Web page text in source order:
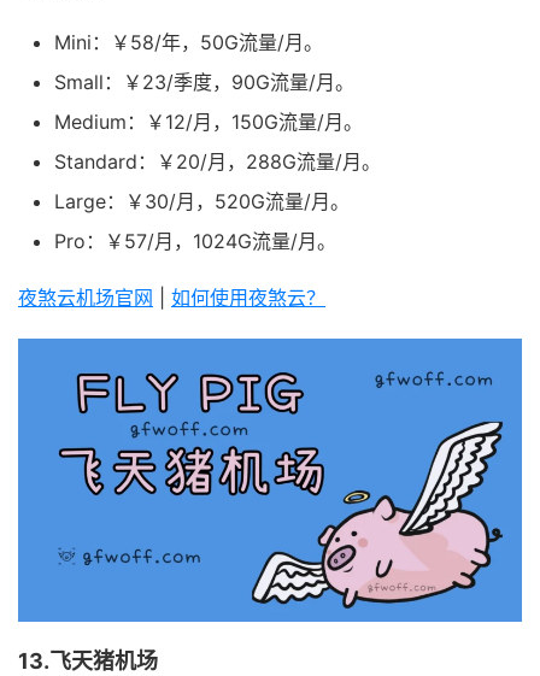
Mini：￥58/年，50G流量/月。
Small：￥23/季度，90G流量/月。
Medium：￥12/月，150G流量/月。
Standard：￥20/月，288G流量/月。
Large：￥30/月，520G流量/月。
Pro：￥57/月，1024G流量/月。
夜煞云机场官网 如何使用夜煞云？
13.飞天猪机场